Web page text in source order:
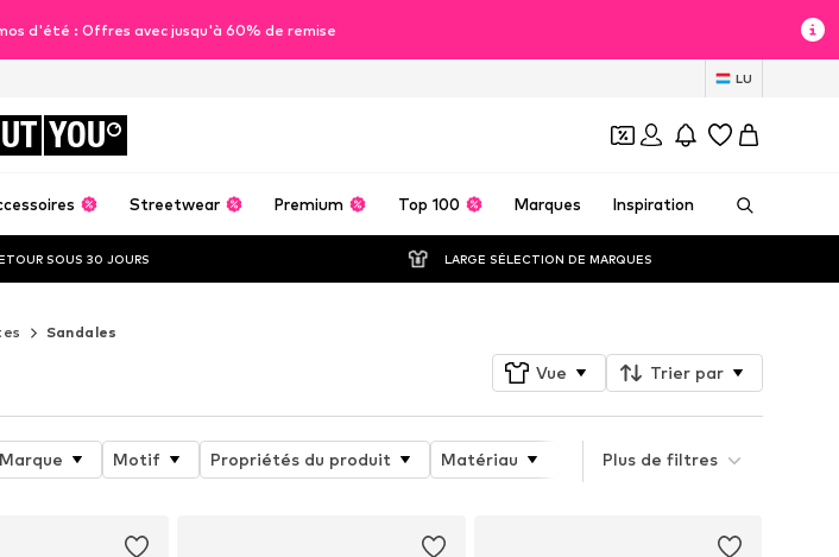
d'été : Offres avec jusqu'à 60% de remise
LU
YOU
Streetwear Premium Top 100 Marques Inspiration
SOUS 30 JOURS LARGE SÉLECTION DE MARQUES
Sandales
Vue Trier par
Marque Motif Propriétés du produit Matériau Chaussures ajustables
Plus de filtres